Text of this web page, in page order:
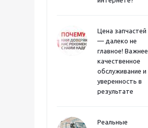
Цена запчастей
— далеко не
главное! Важнее
качественное
обслуживание и
уверенность в
результате
Реальные